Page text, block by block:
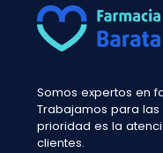
Somos expertos en
Trabajamos para
prioridad es la
clientes.